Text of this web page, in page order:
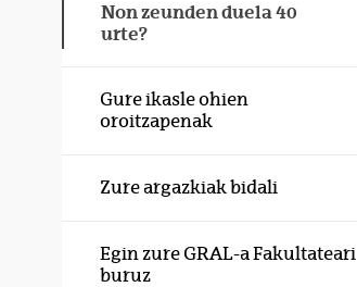
Non zeunden duela 40
urte?
Gure ikasle ohien
oroitzapenak
Zure argazkiak bidali
Egin zure GRAL-a Fakultateari
buruz